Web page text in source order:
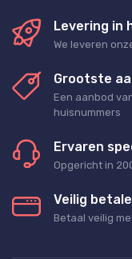
Levering in
We leveren
Grootste
Een aanbod
huisnummers
Ervaren
Opgericht in
Veilig
Betaal veilig